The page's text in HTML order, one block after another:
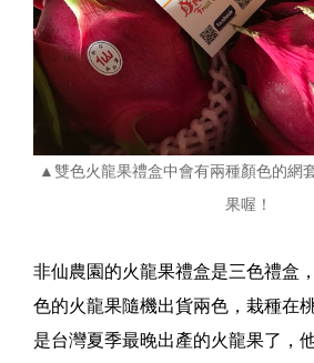
▲雙色火龍果禮盒中會有兩種顏色的網
果喔！
非仙農園的火龍果禮盒是三色禮盒
色的火龍果隨機出貨兩色，栽種在
是台灣夏季最晚出產的火龍果了，